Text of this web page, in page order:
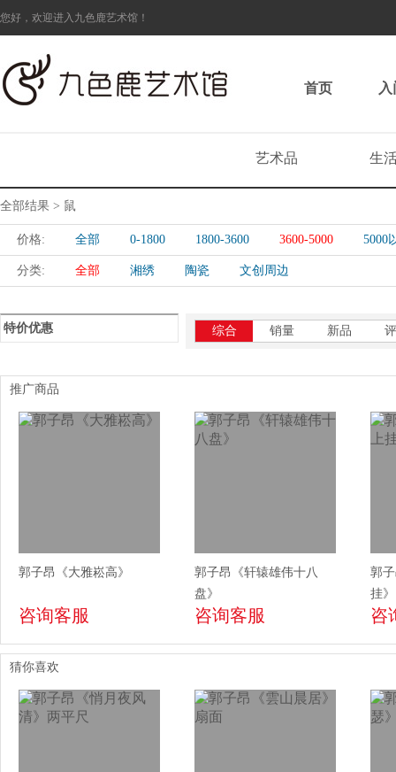
您好，欢迎进入九色鹿艺术馆！
首页
艺术品 生
全部结果 > 鼠
价格: 全部 0-1800 1800-3600 3600-5000 5000
分类: 全部 湘绣 陶瓷 文创周边
特价优惠 综合 销量 新品
推广商品
郭子昂《大雅崧高》
咨询客服
郭子昂《轩辕雄伟十八
盘》
咨询客服
郭
挂》
咨
猜你喜欢